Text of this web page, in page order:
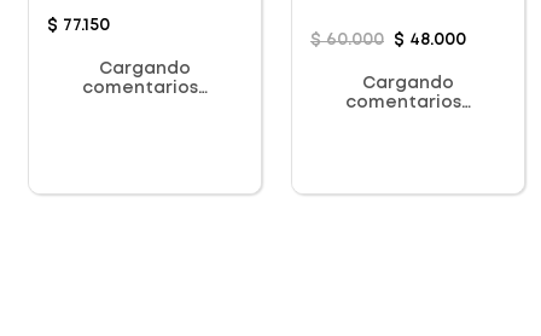
$ 77.150
Cargando
comentarios…
$ 60.000 $ 48.000
Cargando
comentarios…